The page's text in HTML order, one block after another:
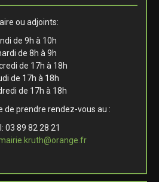
ou adjoints:
de 9h à 10h
de 8h à 9h
de 17h à 18h
de 17h à 18h
de 17h à 18h
de prendre rendez-vous au :
03 89 82 28 21